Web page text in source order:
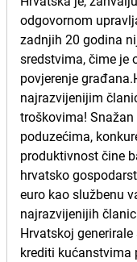
odgovornom
zadnjih 20 godina
sredstvima, čime je
povjerenje
najrazvijenijim
troškovima!
poduzećima,
produktivnost čine
hrvatsko
euro kao službenu
najrazvijenijih
Hrvatskoj
krediti kućanstvima